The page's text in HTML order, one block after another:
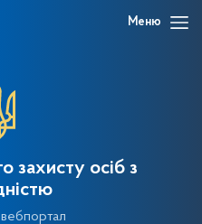
Меню
захисту осіб з